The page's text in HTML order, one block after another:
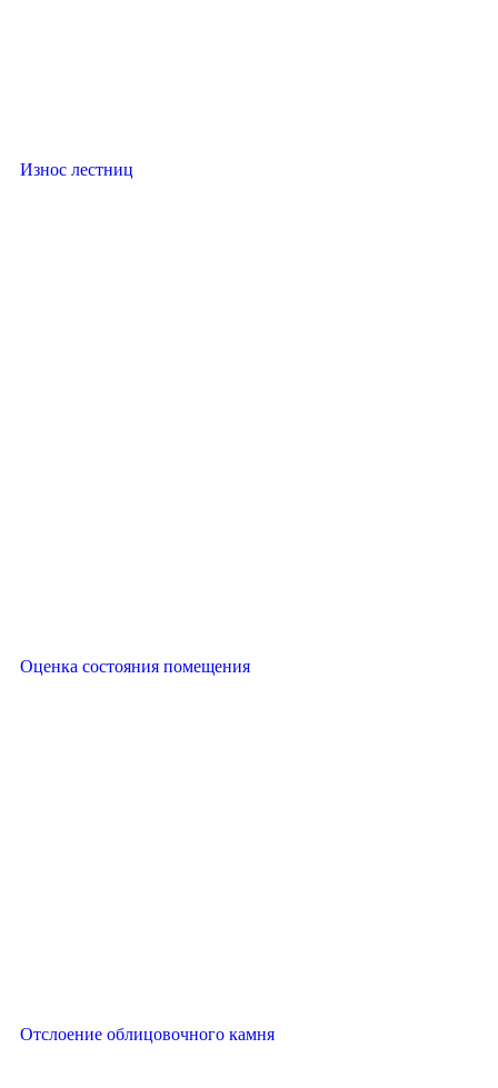
Износ лестниц
Оценка состояния помещения
Отслоение облицовочного камня